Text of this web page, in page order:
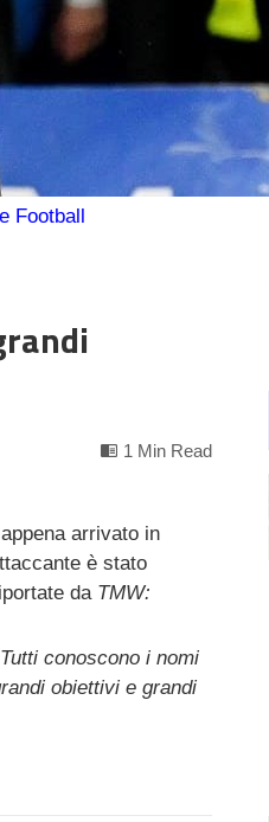
Football
1 Min Read
arrivato in
è stato
da TMW:
conoscono i nomi
obiettivi e grandi